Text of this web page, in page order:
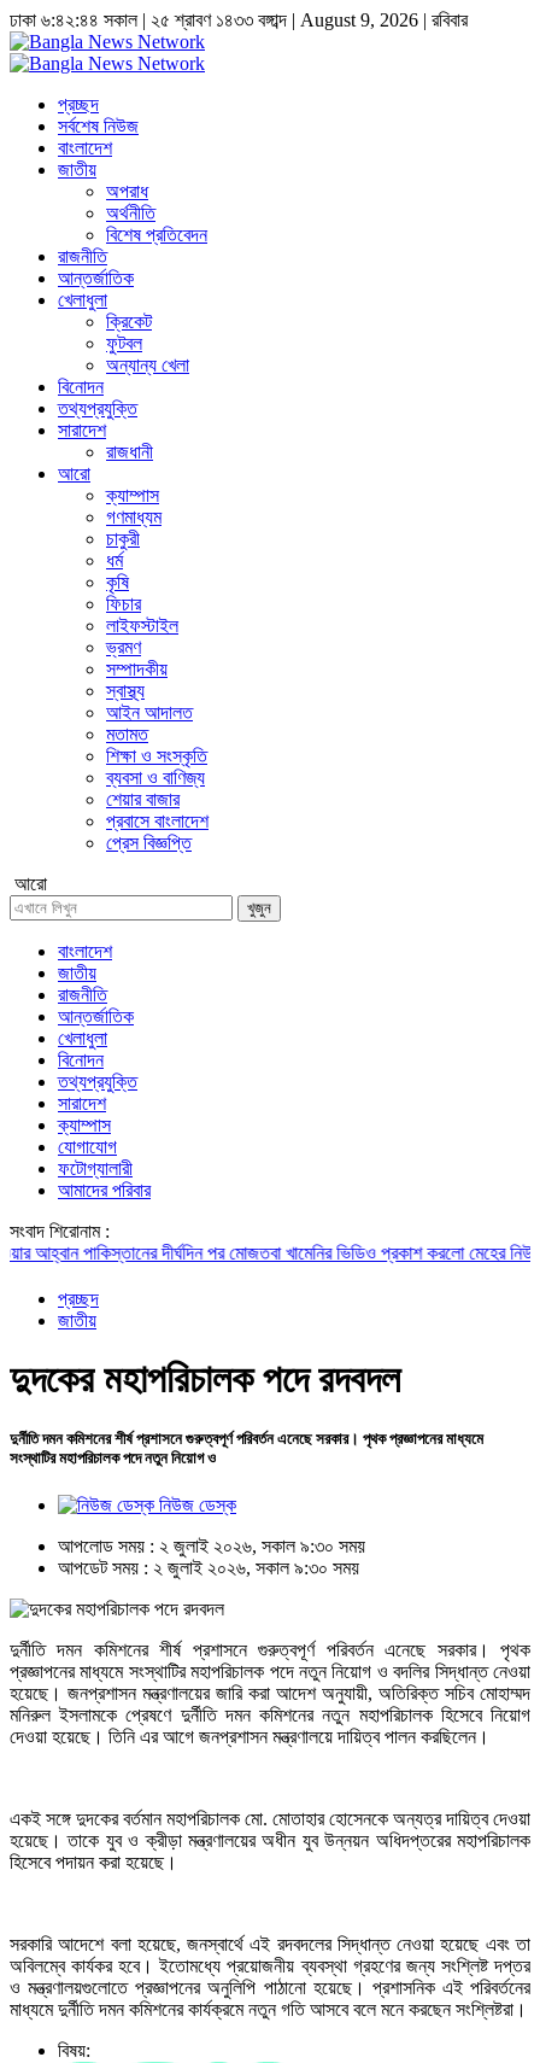
ঢাকা ৬:৪২:৪৫ সকাল| ২৫ শ্রাবণ ১৪৩৩ বঙ্গাব্দ | August 9, 2026 | রবিবার
প্রচ্ছদ
সর্বশেষ নিউজ
বাংলাদেশ
জাতীয়
অপরাধ
অর্থনীতি
বিশেষ প্রতিবেদন
রাজনীতি
আন্তর্জাতিক
খেলাধুলা
ক্রিকেট
ফুটবল
অন্যান্য খেলা
বিনোদন
তথ্যপ্রযুক্তি
সারাদেশ
রাজধানী
আরো
ক্যাম্পাস
গণমাধ্যম
চাকুরী
ধর্ম
কৃষি
ফিচার
লাইফস্টাইল
ভ্রমণ
সম্পাদকীয়
স্বাস্থ্য
আইন আদালত
মতামত
শিক্ষা ও সংস্কৃতি
ব্যবসা ও বাণিজ্য
শেয়ার বাজার
প্রবাসে বাংলাদেশ
প্রেস বিজ্ঞপ্তি
আরো
খুজুন
বাংলাদেশ
জাতীয়
রাজনীতি
আন্তর্জাতিক
খেলাধুলা
বিনোদন
তথ্যপ্রযুক্তি
সারাদেশ
ক্যাম্পাস
যোগাযোগ
ফটোগ্যালারী
আমাদের পরিবার
সংবাদ শিরোনাম :
পাকিস্তানেরদীর্ঘদিন পর মোজতবা খামেনির ভিডিও প্রকাশ করলো মেহের নিউজবক্স
প্রচ্ছদ
জাতীয়
দুদকের মহাপরিচালক পদে রদবদল
দুর্নীতি দমন কমিশনের শীর্ষ প্রশাসনে গুরুত্বপূর্ণ পরিবর্তন এনেছে সরকার। পৃথক প্রজ্ঞাপনের মাধ্যমে
সংস্থাটির মহাপরিচালক পদে নতুন নিয়োগ ও
নিউজ ডেস্ক
আপলোড সময় : ২ জুলাই ২০২৬, সকাল ৯:৩০ সময়
আপডেট সময় : ২ জুলাই ২০২৬, সকাল ৯:৩০ সময়
দুর্নীতি দমন কমিশনের শীর্ষ প্রশাসনে গুরুত্বপূর্ণ পরিবর্তন এনেছে সরকার। পৃথক
প্রজ্ঞাপনের মাধ্যমে সংস্থাটির মহাপরিচালক পদে নতুন নিয়োগ ও বদলির সিদ্ধান্ত নেওয়া
হয়েছে। জনপ্রশাসন মন্ত্রণালয়ের জারি করা আদেশ অনুযায়ী, অতিরিক্ত সচিব মোহাম্মদ
মনিরুল ইসলামকে প্রেষণে দুর্নীতি দমন কমিশনের নতুন মহাপরিচালক হিসেবে নিয়োগ
দেওয়া হয়েছে। তিনি এর আগে জনপ্রশাসন মন্ত্রণালয়ে দায়িত্ব পালন করছিলেন।
একই সঙ্গে দুদকের বর্তমান মহাপরিচালক মো. মোতাহার হোসেনকে অন্যত্র দায়িত্ব দেওয়া
হয়েছে। তাকে যুব ও ক্রীড়া মন্ত্রণালয়ের অধীন যুব উন্নয়ন অধিদপ্তরের মহাপরিচালক
হিসেবে পদায়ন করা হয়েছে।
সরকারি আদেশে বলা হয়েছে, জনস্বার্থে এই রদবদলের সিদ্ধান্ত নেওয়া হয়েছে এবং তা
অবিলম্বে কার্যকর হবে। ইতোমধ্যে প্রয়োজনীয় ব্যবস্থা গ্রহণের জন্য সংশ্লিষ্ট দপ্তর
ও মন্ত্রণালয়গুলোতে প্রজ্ঞাপনের অনুলিপি পাঠানো হয়েছে। প্রশাসনিক এই পরিবর্তনের
মাধ্যমে দুর্নীতি দমন কমিশনের কার্যক্রমে নতুন গতি আসবে বলে মনে করছেন সংশ্লিষ্টরা।
বিষয়: